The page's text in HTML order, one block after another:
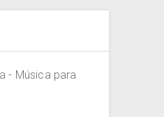
- Música para